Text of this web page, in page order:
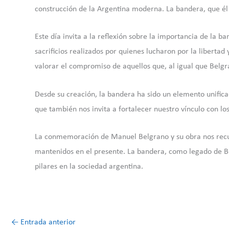
construcción de la Argentina moderna. La bandera, que
Este día invita a la reflexión sobre la importancia de la
sacrificios realizados por quienes lucharon por la
valorar el compromiso de aquellos que, al igual que
Desde su creación, la bandera ha sido un elemento
que también nos invita a fortalecer nuestro vínculo con
La conmemoración de Manuel Belgrano y su obra nos
mantenidos en el presente. La bandera, como legado de
pilares en la sociedad argentina.
← Entrada anterior